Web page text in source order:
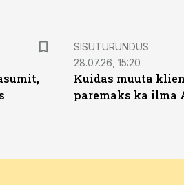
ST
SISUTURUNDUS
28.07.26, 15:20
Kuidas muuta
paremaks ka ilma